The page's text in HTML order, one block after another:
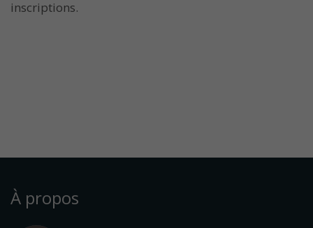
inscriptions.
À propos